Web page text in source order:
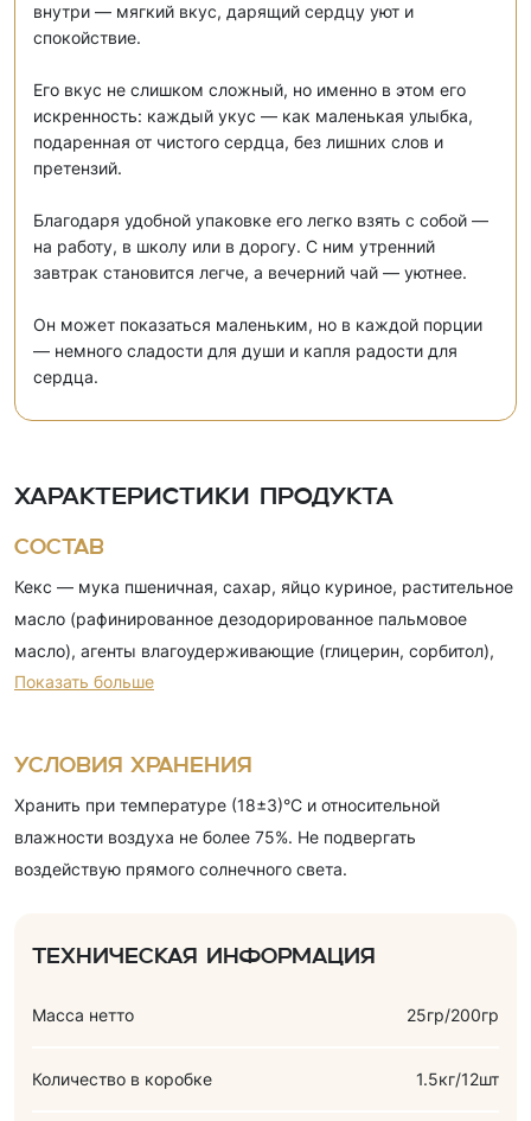
внутри — мягкий вкус, дарящий сердцу уют и
спокойствие.
Его вкус не слишком сложный, но именно в этом его
искренность: каждый укус — как маленькая улыбка,
подаренная от чистого сердца, без лишних слов и
претензий.
Благодаря удобной упаковке его легко взять с собой —
на работу, в школу или в дорогу. С ним утренний
завтрак становится легче, а вечерний чай — уютнее.
Он может показаться маленьким, но в каждой порции
— немного сладости для души и капля радости для
сердца.
Характеристики продукта
Состав
Кекс — мука пшеничная, сахар, яйцо куриное, растительное
масло (рафинированное дезодорированное пальмовое
масло), агенты влагоудерживающие (глицерин, сорбитол),
какао-порошок, крахмал кукурузный, глюкозный сироп,
разрыхлители (гидрокарбонат аммония, гидрокарбонат
натрия), консервант (сорбат калия), ароматизаторы
(шоколад, ванилин), регулятор кислотности (кислота
лимонная), загуститель (ксантановая камедь); маршмеллоу
кислотности (кислота лимонная), консервант (сорбат калия),
Показать больше
Условия хранения
Хранить при температуре (18±3)°C и относительной
влажности воздуха не более 75%. Не подвергать
воздействую прямого солнечного света.
Техническая информация
Масса нетто 25гр/200гр
Количество в коробке 1.5кг/12шт